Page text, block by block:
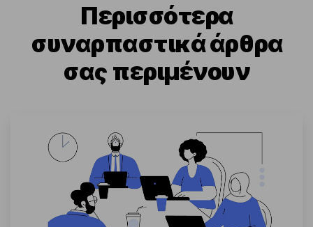
Περισσότερα
συναρπαστικά άρθρα
σας περιμένουν